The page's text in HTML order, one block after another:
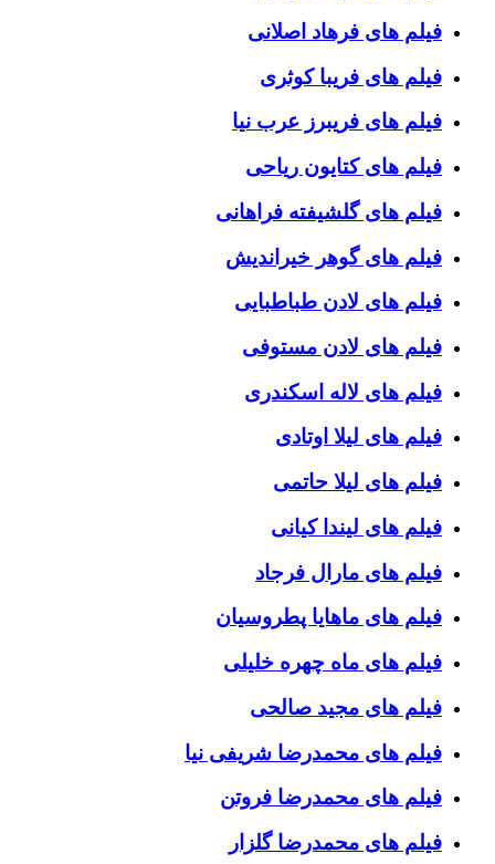
فیلم های فرهاد اصلانی
فیلم های فریبا کوثری
فیلم های فریبرز عرب نیا
فیلم های کتایون ریاحی
فیلم های گلشیفته فراهانی
فیلم های گوهر خیراندیش
فیلم های لادن طباطبایی
فیلم های لادن مستوفی
فیلم های لاله اسکندری
فیلم های لیلا اوتادی
فیلم های لیلا حاتمی
فیلم های لیندا کیانی
فیلم های مارال فرجاد
فیلم های ماهایا پطروسیان
فیلم های ماه چهره خلیلی
فیلم های مجید صالحی
فیلم های محمدرضا شریفی نیا
فیلم های محمدرضا فروتن
فیلم های محمدرضا گلزار